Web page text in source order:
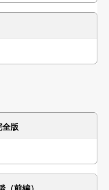
版
前編）